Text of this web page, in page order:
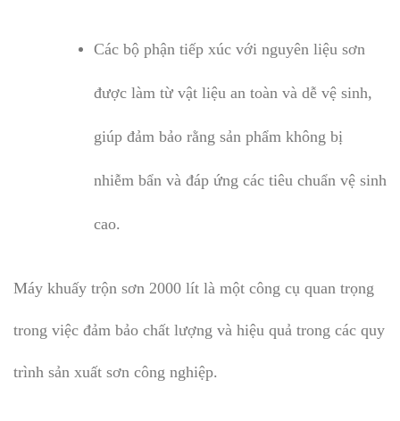
Các bộ phận tiếp xúc với nguyên liệu sơn
được làm từ vật liệu an toàn và dễ vệ sinh,
giúp đảm bảo rằng sản phẩm không bị
nhiễm bẩn và đáp ứng các tiêu chuẩn vệ sinh
cao.
Máy khuấy trộn sơn 2000 lít là một công cụ quan trọng
trong việc đảm bảo chất lượng và hiệu quả trong các quy
trình sản xuất sơn công nghiệp.